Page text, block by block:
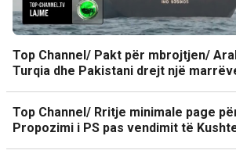
Top Channel/ Pakt për mbrojtjen/
Turqia dhe Pakistani drejt një
Top Channel/ Rritje minimale page
Propozimi i PS pas vendimit të